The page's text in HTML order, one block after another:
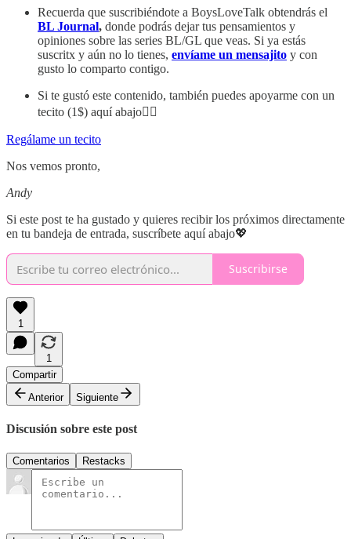
Recuerda que suscribiéndote a BoysLoveTalk obtendrás el
BL Journal, donde podrás dejar tus pensamientos y
opiniones sobre las series BL/GL que veas. Si ya estás
suscritx y aún no lo tienes, envíame un mensajito y con
gusto lo comparto contigo.
Si te gustó este contenido, también puedes apoyarme con un
tecito (1$) aquí abajo👇🏼
Regálame un tecito
Nos vemos pronto,
Andy
Si este post te ha gustado y quieres recibir los próximos directamente
en tu bandeja de entrada, suscríbete aquí abajo💖
Suscribirse
1
1
Compartir
Anterior
Siguiente
Discusión sobre este post
Comentarios Restacks